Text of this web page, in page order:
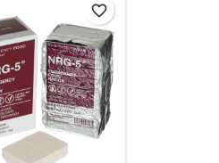
favorite_border